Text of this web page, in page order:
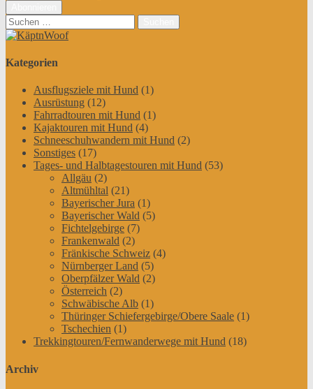
Suchen
nach:
Kategorien
Ausflugsziele mit Hund (1)
Ausrüstung (12)
Fahrradtouren mit Hund (1)
Kajaktouren mit Hund (4)
Schneeschuhwandern mit Hund (2)
Sonstiges (17)
Tages- und Halbtagestouren mit Hund (53)
Allgäu (2)
Altmühltal (21)
Bayerischer Jura (1)
Bayerischer Wald (5)
Fichtelgebirge (7)
Frankenwald (2)
Fränkische Schweiz (4)
Nürnberger Land (5)
Oberpfälzer Wald (2)
Österreich (2)
Schwäbische Alb (1)
Thüringer Schiefergebirge/Obere Saale (1)
Tschechien (1)
Trekkingtouren/Fernwanderwege mit Hund (18)
Archiv